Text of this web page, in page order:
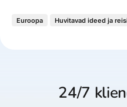
Euroopa Huvitavad ideed ja
24/7